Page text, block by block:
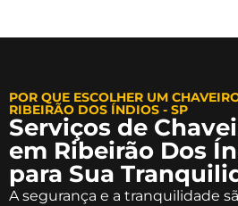
POR QUE ESCOLHER UM
RIBEIRÃO DOS ÍNDIOS - SP
Serviços de
em Ribeirão Dos
para Sua
A segurança e a tranquilidade